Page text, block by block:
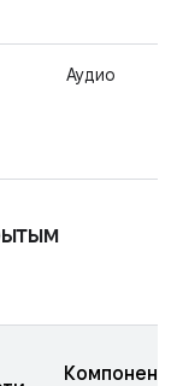
Аудио
Компонент